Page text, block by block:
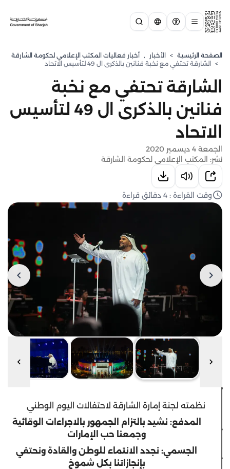
الصفحة الرئيسية > الأخبار , أخبار فعاليات المكتب الإعلامي لحكومة الشارقة
>
الشارقة تحتفي مع نخبة فنانين بالذكرى ال 49 لتأسيس الاتحاد
الشارقة تحتفي مع نخبة
فنانين بالذكرى ال 49 لتأسيس
الاتحاد
الجمعة 4 ديسمبر 2020
نشر: المكتب الإعلامي لحكومة الشارقة
وقت القراءة : 4 دقائق قراءة
نظمته لجنة إمارة الشارقة لاحتفالات اليوم الوطني
المدفع: نشيد بالتزام الجمهور بالاجراءات الوقائية
وجمعنا حب الإمارات
الجسمي: نجدد الانتماء للوطن والقادة ونحتفي
بإنجازاتنا بكل شموخ